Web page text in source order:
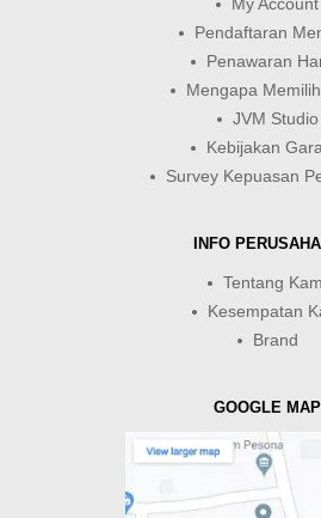
Pendaftaran
Penawaran
Mengapa
JVM Studio
Kebijakan
Survey Kepuasan
INFO
Tentang
Kesempatan
Brand
GOOGLE MAP